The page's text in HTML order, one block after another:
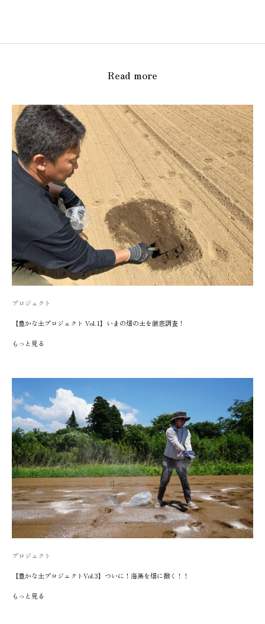
Read more
プロジェクト
【豊かな土プロジェクト Vol.1】いまの畑の土を徹底調査！
もっと見る
プロジェクト
【豊かな土プロジェクトVol.3】ついに！海藻を畑に撒く！！
もっと見る